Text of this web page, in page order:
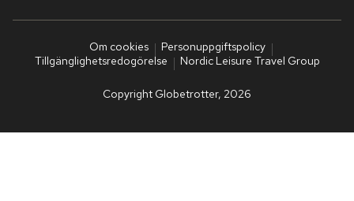
Om cookies
Personuppgiftspolicy
Tillgänglighetsredogörelse
Nordic Leisure Travel Group
Copyright Globetrotter, 2026